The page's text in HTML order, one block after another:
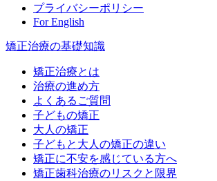
プライバシーポリシー
For English
矯正治療の基礎知識
矯正治療とは
治療の進め方
よくあるご質問
子どもの矯正
大人の矯正
子どもと大人の矯正の違い
矯正に不安を感じている方へ
矯正歯科治療のリスクと限界